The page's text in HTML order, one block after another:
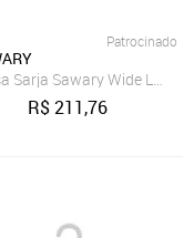
- Sawary
Patrocinado
Sarja Sawary Wide Leg
R$211,76